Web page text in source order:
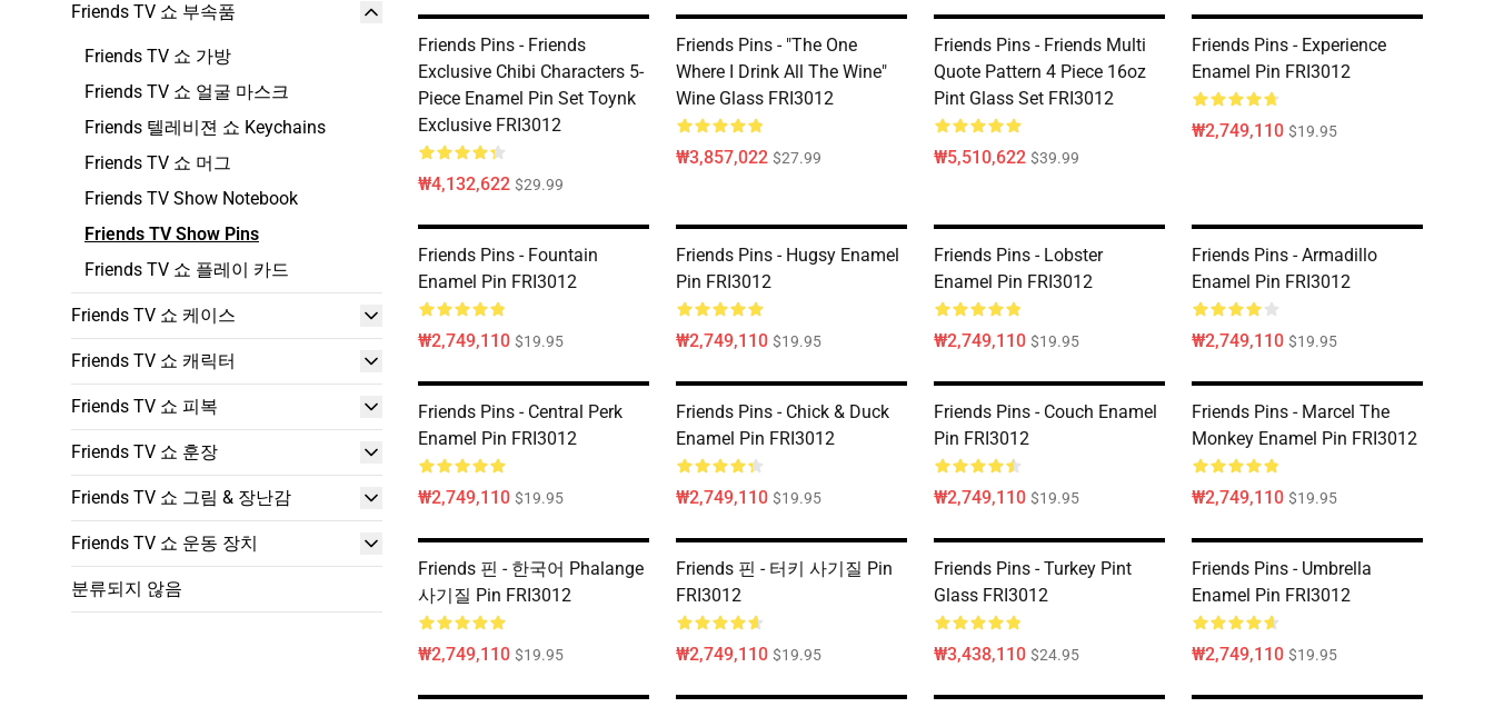
Friends TV 쇼 부속품
Friends TV 쇼 가방
Friends TV 쇼 얼굴 마스크
Friends 텔레비젼 쇼 Keychains
Friends TV 쇼 머그
Friends TV Show Notebook
Friends TV Show Pins
Friends TV 쇼 플레이 카드
Friends TV 쇼 케이스
Friends TV 쇼 캐릭터
Friends TV 쇼 피복
Friends TV 쇼 훈장
Friends TV 쇼 그림 & 장난감
Friends TV 쇼 운동 장치
분류되지 않음
Friends Pins - Friends
Exclusive Chibi Characters 5-
Piece Enamel Pin Set Toynk
Exclusive FRI3012
₩4,132,622 $29.99
Friends Pins - "The One
Where I Drink All The Wine"
Wine Glass FRI3012
₩3,857,022 $27.99
Friends Pins - Friends Multi
Quote Pattern 4 Piece 16oz
Pint Glass Set FRI3012
₩5,510,622 $39.99
Friends Pins - Experience
Enamel Pin FRI3012
₩2,749,110 $19.95
Friends Pins - Fountain
Enamel Pin FRI3012
₩2,749,110 $19.95
Friends Pins - Hugsy Enamel
Pin FRI3012
₩2,749,110 $19.95
Friends Pins - Lobster
Enamel Pin FRI3012
₩2,749,110 $19.95
Friends Pins - Armadillo
Enamel Pin FRI3012
₩2,749,110 $19.95
Friends Pins - Central Perk
Enamel Pin FRI3012
₩2,749,110 $19.95
Friends Pins - Chick & Duck
Enamel Pin FRI3012
₩2,749,110 $19.95
Friends Pins - Couch Enamel
Pin FRI3012
₩2,749,110 $19.95
Friends Pins - Marcel The
Monkey Enamel Pin FRI3012
₩2,749,110 $19.95
Friends 핀 - 한국어 Phalange
사기질 Pin FRI3012
₩2,749,110 $19.95
Friends 핀 - 터키 사기질 Pin
FRI3012
₩2,749,110 $19.95
Friends Pins - Turkey Pint
Glass FRI3012
₩3,438,110 $24.95
Friends Pins - Umbrella
Enamel Pin FRI3012
₩2,749,110 $19.95